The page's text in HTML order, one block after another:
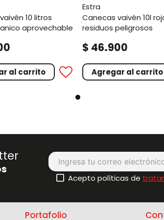
aprovechable
al carrito
estra
canecas vaivén 10l rojo
residuos peligrosos
$ 46.900
Agregar al carrito
Acepto políticas de
Portafolio